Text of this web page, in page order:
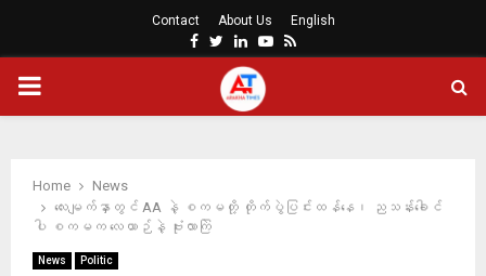
Contact About Us English
Facebook
Twitter
LinkedinYoutube
Rss
PRIMARY
Home
News
လေးမျက်နှာတွင် AA နဲ့ စကမတို့ တိုက်ပွဲပြင်းထန်နေ၊ ညသန်းခေါင်
ပါ စကမက လေယာဉ်နဲ့ ဗုံးလာကြဲ
News Politic